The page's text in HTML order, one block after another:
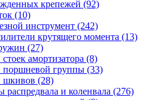
крепежей (92)
(10)
инструмент (242)
крутящего момента (13)
(27)
амортизатора (8)
группы (33)
шкивов (28)
распредвала и коленвала (276)